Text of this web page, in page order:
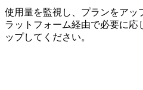
使用量を監視し、プランをアッ
ラットフォーム経由で必要に応
ップしてください。